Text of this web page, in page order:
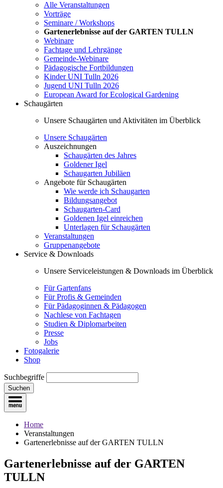
Alle Veranstaltungen
Vorträge
Seminare / Workshops
Gartenerlebnisse auf der GARTEN TULLN
Webinare
Fachtage und Lehrgänge
Gemeinde-Webinare
Pädagogische Fortbildungen
Kinder UNI Tulln 2026
Jugend UNI Tulln 2026
European Award for Ecological Gardening
Schaugärten
Unsere Schaugärten und Aktivitäten im Überblick
Unsere Schaugärten
Auszeichnungen
Schaugärten des Jahres
Goldener Igel
Schaugarten Jubiläen
Angebote für Schaugärten
Wie werde ich Schaugarten
Bildungsangebot
Schaugarten-Card
Goldenen Igel einreichen
Unterlagen für Schaugärten
Veranstaltungen
Gruppenangebote
Service & Downloads
Unsere Serviceleistungen & Downloads im Überblick
Für Gartenfans
Für Profis & Gemeinden
Für Pädagoginnen & Pädagogen
Nachlese von Fachtagen
Studien & Diplomarbeiten
Presse
Jobs
Fotogalerie
Shop
Suchbegriffe
Suchen
Home
Veranstaltungen
Gartenerlebnisse auf der GARTEN TULLN
Gartenerlebnisse auf der GARTEN
TULLN